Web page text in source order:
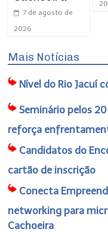
7 de agosto de
2026
Mais Notícias
Nível do Rio Jacuí
Seminário pelos
reforça
Candidatos do
cartão de inscrição
Conecta
networking para
Cachoeira